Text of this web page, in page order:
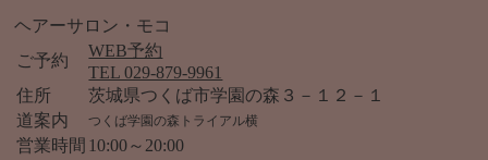
ヘアーサロン・モコ
ご予約
WEB予約
TEL 029-879-9961
住所
茨城県つくば市学園の森３－１２－１
道案内
つくば学園の森トライアル横
営業時間 10:00～20:00